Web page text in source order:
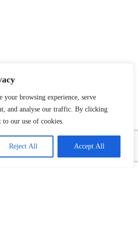
your browsing experience, serve
and analyse our traffic. By clicking
our use of cookies.
Reject All Accept All